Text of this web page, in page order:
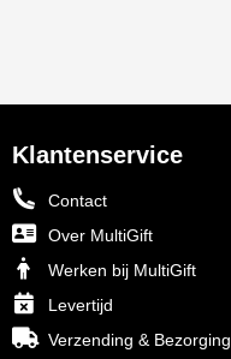
Klantenservice
Contact
Over MultiGift
Werken bij MultiGift
Levertijd
Verzending & Bezorging